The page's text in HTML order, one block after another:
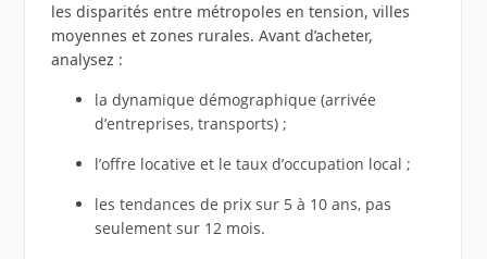
les disparités entre métropoles en tension, villes
moyennes et zones rurales. Avant d’acheter,
analysez :
la dynamique démographique (arrivée
d’entreprises, transports) ;
l’offre locative et le taux d’occupation local ;
les tendances de prix sur 5 à 10 ans, pas
seulement sur 12 mois.